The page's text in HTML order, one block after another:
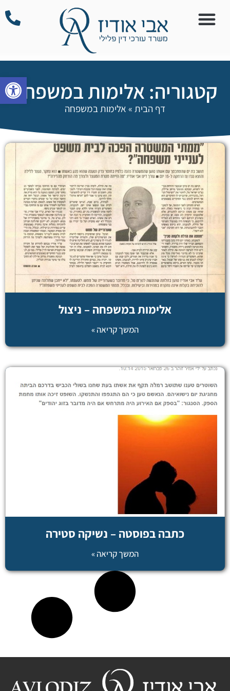
פתח
קטגוריה: אלימות במשפחה
דף הבית » אלימות במשפחה
אלימות במשפחה – ניצול
המשך קריאה »
כתבה בפוסטה – נשיקה סטירה
המשך קריאה »